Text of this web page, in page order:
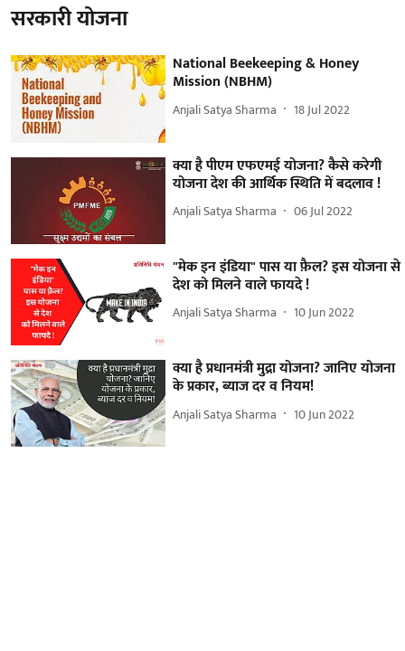
सरकारी योजना
National Beekeeping & Honey
Mission (NBHM)
Anjali Satya Sharma 18 Jul 2022
क्या है पीएम एफएमई योजना? कैसे करेगी
योजना देश की आर्थिक स्थिति में बदलाव !
Anjali Satya Sharma 06 Jul 2022
"मेक इन इंडिया" पास या फ़ैल? इस योजना से
देश को मिलने वाले फायदे !
Anjali Satya Sharma 10 Jun 2022
क्या है प्रधानमंत्री मुद्रा योजना? जानिए योजना
के प्रकार, ब्याज दर व नियम!
Anjali Satya Sharma 10 Jun 2022